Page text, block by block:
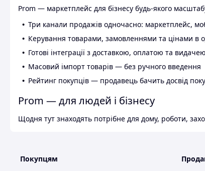
Prom — маркетплейс для бізнесу будь-якого
Три канали продажів одночасно: маркетплейс,
Керування товарами, замовленнями та цінами в
Готові інтеграції з доставкою, оплатою та
Масовий імпорт товарів — без ручного введення
Рейтинг покупців — продавець бачить досвід
Prom — для людей і бізнесу
Щодня тут знаходять потрібне для дому, роботи,
Покупцям